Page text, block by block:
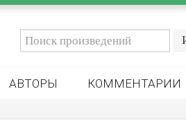
АВТОРЫ КОММЕНТАРИИ